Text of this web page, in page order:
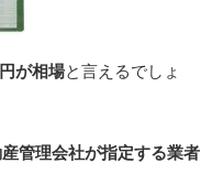
が相場と言えるでしょ
管理会社が指定する業者